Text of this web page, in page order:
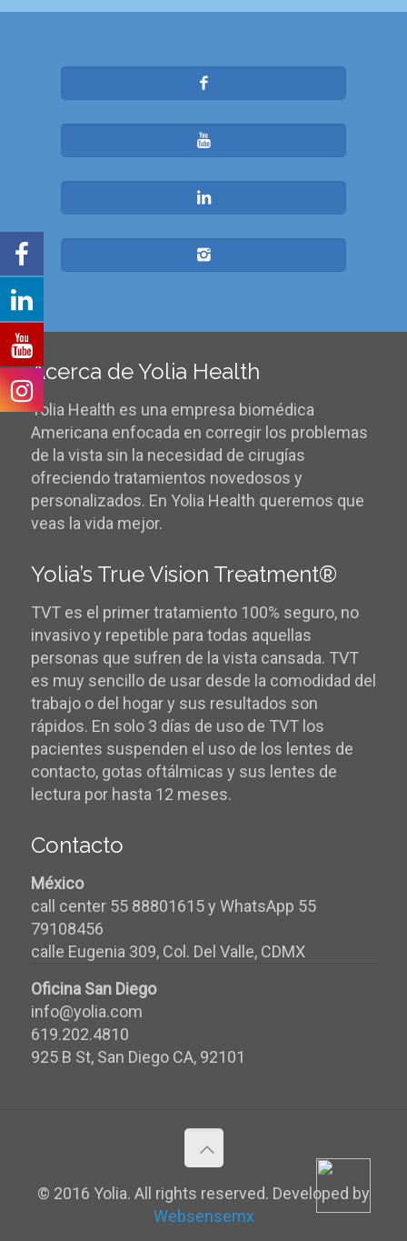
Acerca de Yolia Health
Yolia Health es una empresa biomédica
Americana enfocada en corregir los problemas
de la vista sin la necesidad de cirugías
ofreciendo tratamientos novedosos y
personalizados. En Yolia Health queremos que
veas la vida mejor.
Yolia’s True Vision Treatment®
TVT es el primer tratamiento 100% seguro, no
invasivo y repetible para todas aquellas
personas que sufren de la vista cansada. TVT
es muy sencillo de usar desde la comodidad del
trabajo o del hogar y sus resultados son
rápidos. En solo 3 días de uso de TVT los
pacientes suspenden el uso de los lentes de
contacto, gotas oftálmicas y sus lentes de
lectura por hasta 12 meses.
Contacto
México
call center 55 88801615 y WhatsApp 55
79108456
calle Eugenia 309, Col. Del Valle, CDMX
Oficina San Diego
info@yolia.com
619.202.4810
925 B St, San Diego CA, 92101
© 2016 Yolia. All rights reserved. Developed by
Websensemx